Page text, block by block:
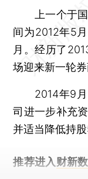
上一个于国
间为2012年5
月。经历了
场迎来新一轮券
2014年9月
司进一步补充
并适当降低持
推荐进入 财新